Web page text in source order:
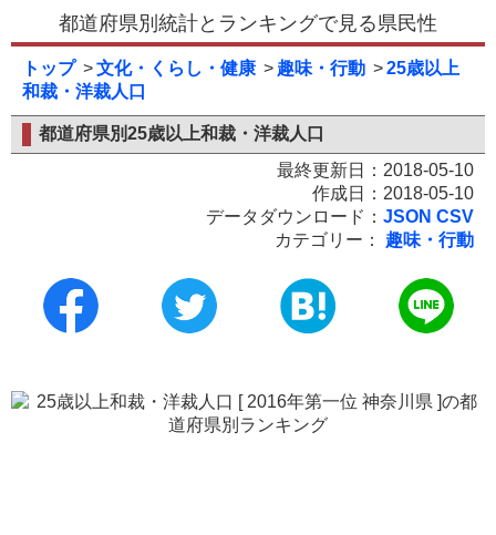
都道府県別統計とランキングで見る県民性
トップ 文化・くらし・健康 趣味・行動
25歳以上
和裁・洋裁人口
都道府県別25歳以上和裁・洋裁人口
最終更新日：2018-05-10
作成日：2018-05-10
データダウンロード： JSON CSV
カテゴリー：
趣味・行動